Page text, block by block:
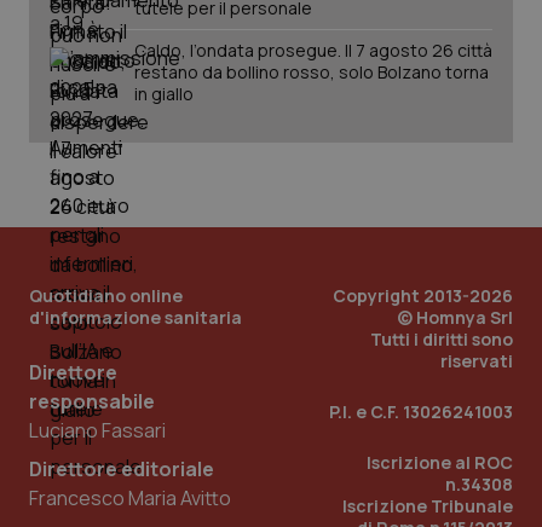
tutele per il personale
Caldo, l’ondata prosegue. Il 7 agosto 26 città
restano da bollino rosso, solo Bolzano torna
in giallo
Quotidiano online
d'informazione sanitaria
Direttore
responsabile
Luciano Fassari
Direttore editoriale
Francesco Maria Avitto
Copyright 2013-2026
© Homnya Srl
Tutti i diritti sono
riservati
P.I. e C.F. 13026241003
Iscrizione al ROC
n.34308
Iscrizione Tribunale
_ga